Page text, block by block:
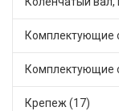
Крепеж (17)